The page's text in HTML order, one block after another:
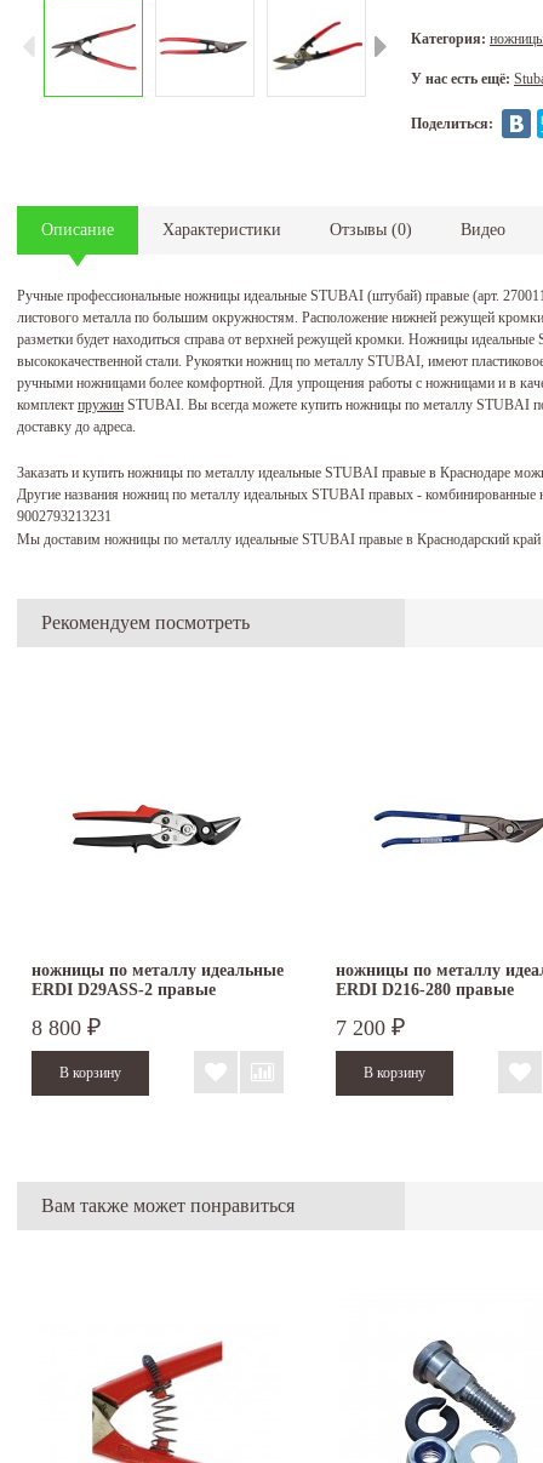
Категория:
У нас есть ещё:
Поделиться:
Описание Характеристики Отзывы (0) Видео
Ручные профессиональные ножницы идеальные STUBAI (штубай) правые (арт.
листового металла по большим окружностям. Расположение нижней режущей
разметки будет находиться справа от верхней режущей кромки. Ножницы
высококачественной стали. Рукоятки ножниц по металлу STUBAI, имеют
ручными ножницами более комфортной. Для упрощения работы с ножницами и в
комплект пружин STUBAI. Вы всегда можете купить ножницы по металлу STUBAI
доставку до адреса.
Заказать и купить ножницы по металлу идеальные STUBAI правые в Краснодаре
Другие названия ножниц по металлу идеальных STUBAI правых -
9002793213231
Мы доставим ножницы по металлу идеальные STUBAI правые в Краснодарский
Рекомендуем посмотреть
ножницы по металлу идеальные
ERDI D29ASS-2 правые
8 800 ₽
ножницы по металлу
ERDI D216-280 правые
7 200 ₽
Вам также может понравиться